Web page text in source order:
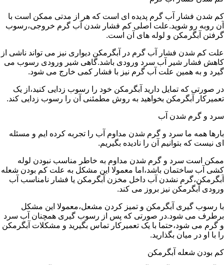
کم شدن فشار آب گرم پدیده ای است که هر از مدتی ممکن است با
آن روبه رو شوید.علت اصلی کم فشار شدن آب گرم خروجی،رسوب
گرفتن آبگرمکن و لوله های آن است.
علت کم شدن فشار آب گرم در آبگرمکن دیواری نیز می تواند ناشی از
کاهش فشار شیر آب سرد ورودی باشد.گاهی شیر ورودی رسوب می
گیرد و به همین علت آب گرم نیز با فشار کمی خارج می شود.
در صورتی که تمایل دارید آبگرمکن خود را رسوب زدایی کنید،از یک
تعمیرکار آبگرمکن بخواهید به روش مطمئنی آن را رسوب زدایی کند.
سرد و گرم شدن آب
بارها همه ما سرد و گرم شدن مداوم آب را تجربه کرده ایم و مسئله
ای نیست که بتوانیم آن را نادیده بگیریم.
ممکن است سرد و گرم شدن مداوم به خاطر مناسب نبودن لوله
کشی آب ساختمان باشد،اما معمولا این مشکل به علت کم بودن شعله
آبگرمکن،گرم نشدن آب داخل مخزن آبگرمکن یا فشار نامناسب آب
ورودی آبگرمکن نیز بروز می کند.
با رسوب گیری آبگرمکن و تمیز کردن مشعل،معمولا این مشکل
برطرف می شود.در صورتی که پس از رسوب گیری همچنان آب سرد
و گرم می شود،حتما با یک تعمیرکار تماس بگیرید و مشکلات آبگرمکن
را با او در میان بگذارید.
کم بودن شعله آبگرمکن